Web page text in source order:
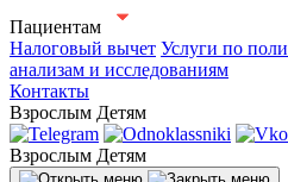
Пациентам
Налоговый вычет Услуги по
анализам и исследованиям
Контакты
Взрослым Детям
Взрослым Детям